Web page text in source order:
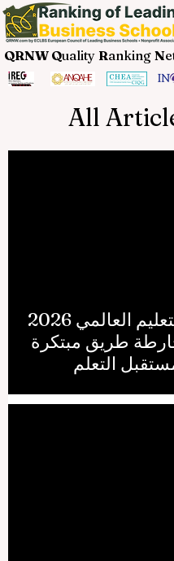
QRNW Quality Ranking N
All
منتدى التعليم العالمي 2026
طريق مبتكرة
التعلم